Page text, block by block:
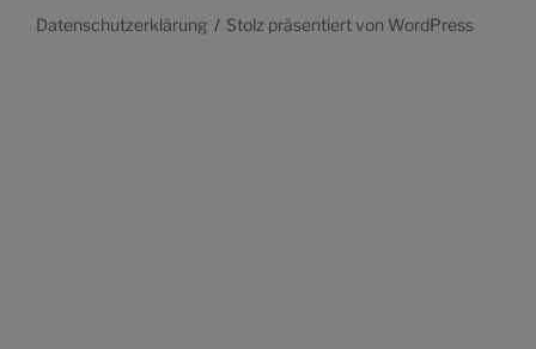
Datenschutzerklärung Stolz präsentiert von WordPress